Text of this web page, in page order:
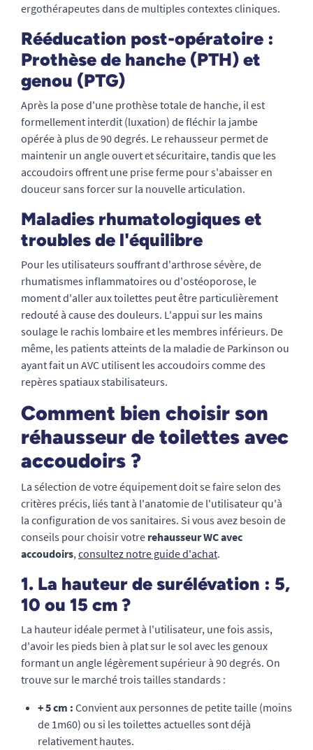
ergothérapeutes dans de multiples contextes cliniques.
Rééducation post-opératoire :
Prothèse de hanche (PTH) et
genou (PTG)
Après la pose d'une prothèse totale de hanche, il est
formellement interdit (luxation) de fléchir la jambe
opérée à plus de 90 degrés. Le rehausseur permet de
maintenir un angle ouvert et sécuritaire, tandis que les
accoudoirs offrent une prise ferme pour s'abaisser en
douceur sans forcer sur la nouvelle articulation.
Maladies rhumatologiques et
troubles de l'équilibre
Pour les utilisateurs souffrant d'arthrose sévère, de
rhumatismes inflammatoires ou d'ostéoporose, le
moment d'aller aux toilettes peut être particulièrement
redouté à cause des douleurs. L'appui sur les mains
soulage le rachis lombaire et les membres inférieurs. De
même, les patients atteints de la maladie de Parkinson ou
ayant fait un AVC utilisent les accoudoirs comme des
repères spatiaux stabilisateurs.
Comment bien choisir son
réhausseur de toilettes avec
accoudoirs ?
La sélection de votre équipement doit se faire selon des
critères précis, liés tant à l'anatomie de l'utilisateur qu'à
la configuration de vos sanitaires. Si vous avez besoin de
conseils pour choisir votre rehausseur WC avec
accoudoirs,consultez notre guide d'achat.
1. La hauteur de surélévation : 5,
10 ou 15 cm ?
La hauteur idéale permet à l'utilisateur, une fois assis,
d'avoir les pieds bien à plat sur le sol avec les genoux
formant un angle légèrement supérieur à 90 degrés. On
trouve sur le marché trois tailles standards :
+ 5 cm : Convient aux personnes de petite taille (moins
de 1m60) ou si les toilettes actuelles sont déjà
relativement hautes.